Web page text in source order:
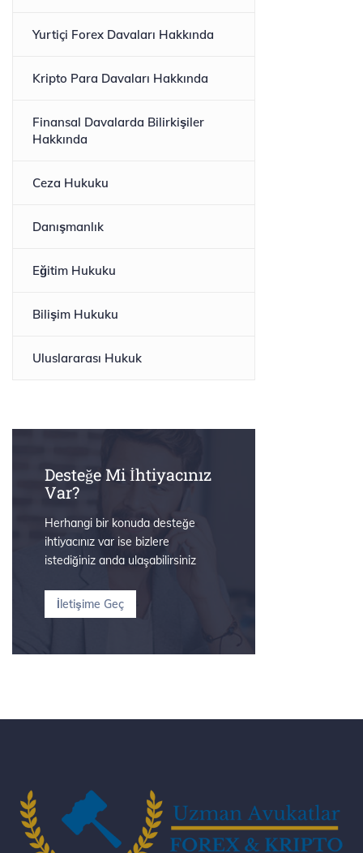
Yurtiçi Forex Davaları Hakkında
Kripto Para Davaları Hakkında
Finansal Davalarda Bilirkişiler
Hakkında
Ceza Hukuku
Danışmanlık
Eğitim Hukuku
Bilişim Hukuku
Uluslararası Hukuk
Desteğe Mi İhtiyacınız
Var?
Herhangi bir konuda desteğe
ihtiyacınız var ise bizlere
istediğiniz anda ulaşabilirsiniz
İletişime Geç